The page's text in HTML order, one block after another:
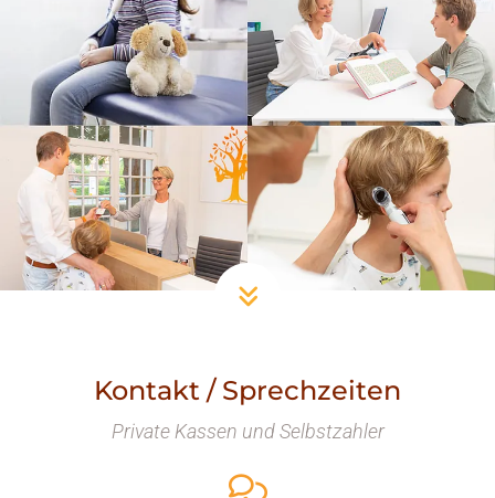
Kontakt / Sprechzeiten
Private Kassen und Selbstzahler